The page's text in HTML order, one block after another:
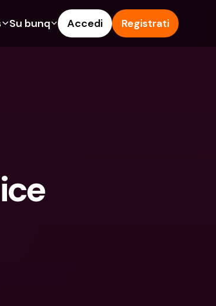
Pagamento bollette
Su bunq
Conti Bancari internazionali e
Accedi Registrati